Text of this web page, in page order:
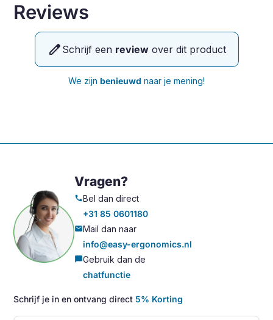
Reviews
edit Schrijf een reviewover dit product
We zijn benieuwd naar je mening!
Vragen?
callBel dan direct
+31 85 0601180
mailMail dan naar
info@easy-ergonomics.nl
chat_bubbleGebruik dan de
chatfunctie
Schrijf je in en ontvang direct5% Korting